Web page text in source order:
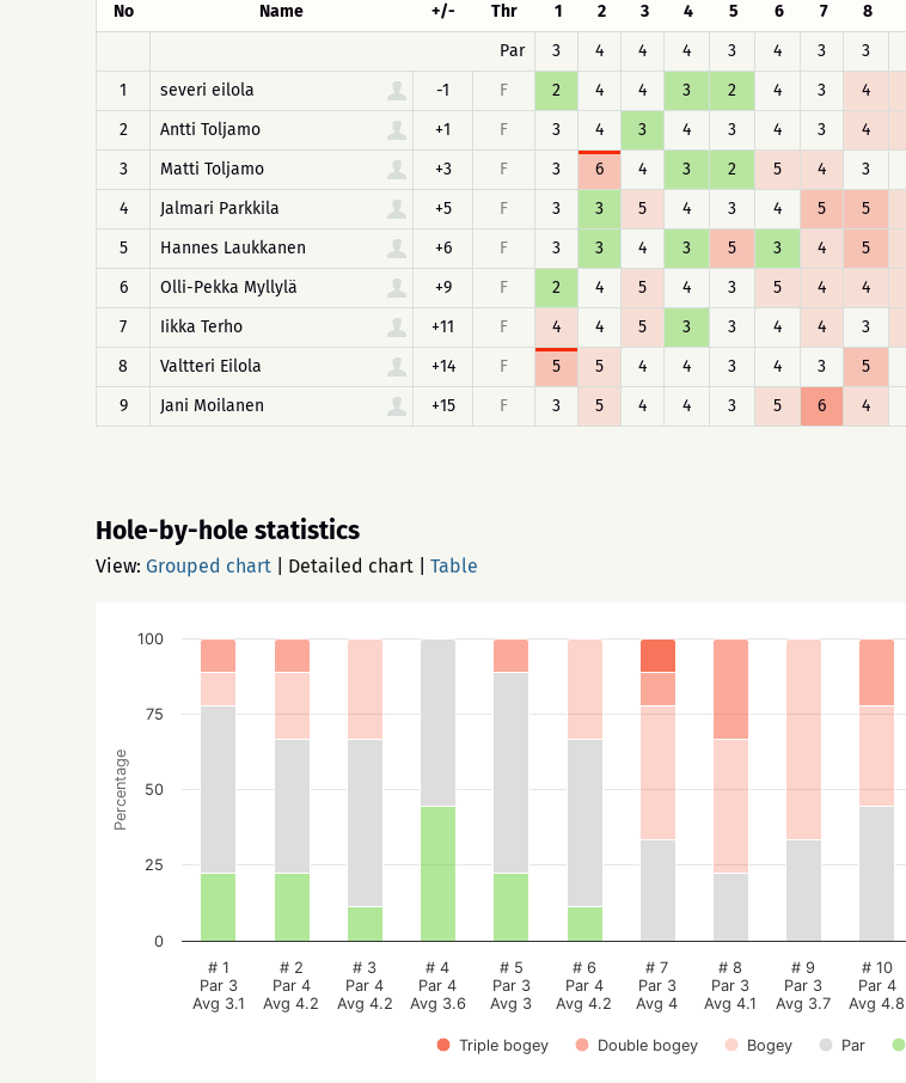
No Name +/- Thr 1 2 3 4 5 6 7 8
Par
3 4 4 4 3 4 3 3
1
severi eilola -1 F 2 4 4 3 2 4 3 4
2
Antti Toljamo +1 F 3 4 3 4 3 4 3 4
3
Matti Toljamo +3 F 3 6 4 3 2 5 4 3
4
Jalmari Parkkila +5 F 3 3 5 4 3 4 5 5
5
Hannes Laukkanen +6 F 3 3 4 3 5 3 4 5
6
Olli-Pekka Myllylä +9 F 2 4 5 4 3 5 4 4
7
Iikka Terho +11 F 4 4 5 3 3 4 4 3
8
Valtteri Eilola +14 F 5 5 4 4 3 4 3 5
9
Jani Moilanen +15 F 3 5 4 4 3 5 6 4
Hole-by-hole statistics
View: Grouped chart Detailed chart Table
Percentage
Triple bogey Double bogey Bogey Par
# 1
Par 3
Avg 3.1
# 2
Par 4
Avg 4.2
# 3
Par 4
Avg 4.2
# 4
Par 4
Avg 3.6
# 5
Par 3
Avg 3
# 6
Par 4
Avg 4.2
# 7
Par 3
Avg 4
# 8
Par 3
Avg 4.1
# 9
Par 3
Avg 3.7
# 10
Par 4
Avg 4.8
0
25
50
75
100